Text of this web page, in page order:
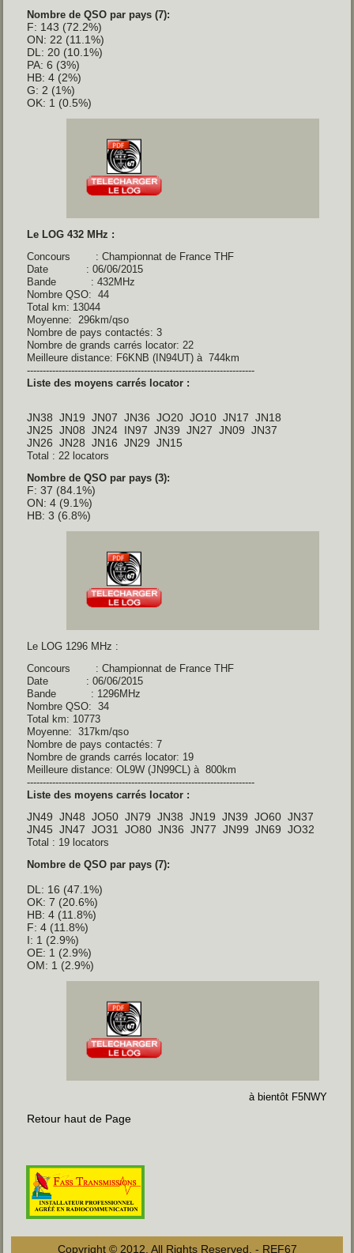
Nombre de QSO par pays (7):
F: 143 (72.2%)
ON: 22 (11.1%)
DL: 20 (10.1%)
PA: 6 (3%)
HB: 4 (2%)
G: 2 (1%)
OK: 1 (0.5%)
Le LOG 432 MHz :
Concours : Championnat de France THF
Date : 06/06/2015
Bande : 432MHz
Nombre QSO: 44
Total km: 13044
Moyenne: 296km/qso
Nombre de pays contactés: 3
Nombre de grands carrés locator: 22
Meilleure distance: F6KNB (IN94UT) à 744km
------------------------------------------------------------------------
Liste des moyens carrés locator :
JN38 JN19 JN07 JN36 JO20 JO10 JN17 JN18
JN25 JN08 JN24 IN97 JN39 JN27 JN09 JN37
JN26 JN28 JN16 JN29 JN15
Total : 22 locators
Nombre de QSO par pays (3):
F: 37 (84.1%)
ON: 4 (9.1%)
HB: 3 (6.8%)
Le LOG 1296 MHz :
Concours : Championnat de France THF
Date : 06/06/2015
Bande : 1296MHz
Nombre QSO: 34
Total km: 10773
Moyenne: 317km/qso
Nombre de pays contactés: 7
Nombre de grands carrés locator: 19
Meilleure distance: OL9W (JN99CL) à 800km
------------------------------------------------------------------------
Liste des moyens carrés locator :
JN49 JN48 JO50 JN79 JN38 JN19 JN39 JO60 JN37
JN45 JN47 JO31 JO80 JN36 JN77 JN99 JN69 JO32
Total : 19 locators
Nombre de QSO par pays (7):
DL: 16 (47.1%)
OK: 7 (20.6%)
HB: 4 (11.8%)
F: 4 (11.8%)
I: 1 (2.9%)
OE: 1 (2.9%)
OM: 1 (2.9%)
à bientôt F5NWY
Retour haut de Page
Copyright © 2012. All Rights Reserved. - REF67